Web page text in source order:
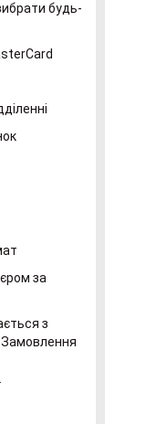
будь-
за
з
Замовлення